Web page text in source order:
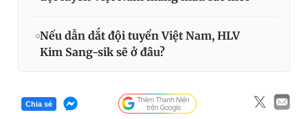
Nếu dẫn dắt đội tuyển Việt Nam, HLV
Kim Sang-sik sẽ ở đâu?
Chia sẻ